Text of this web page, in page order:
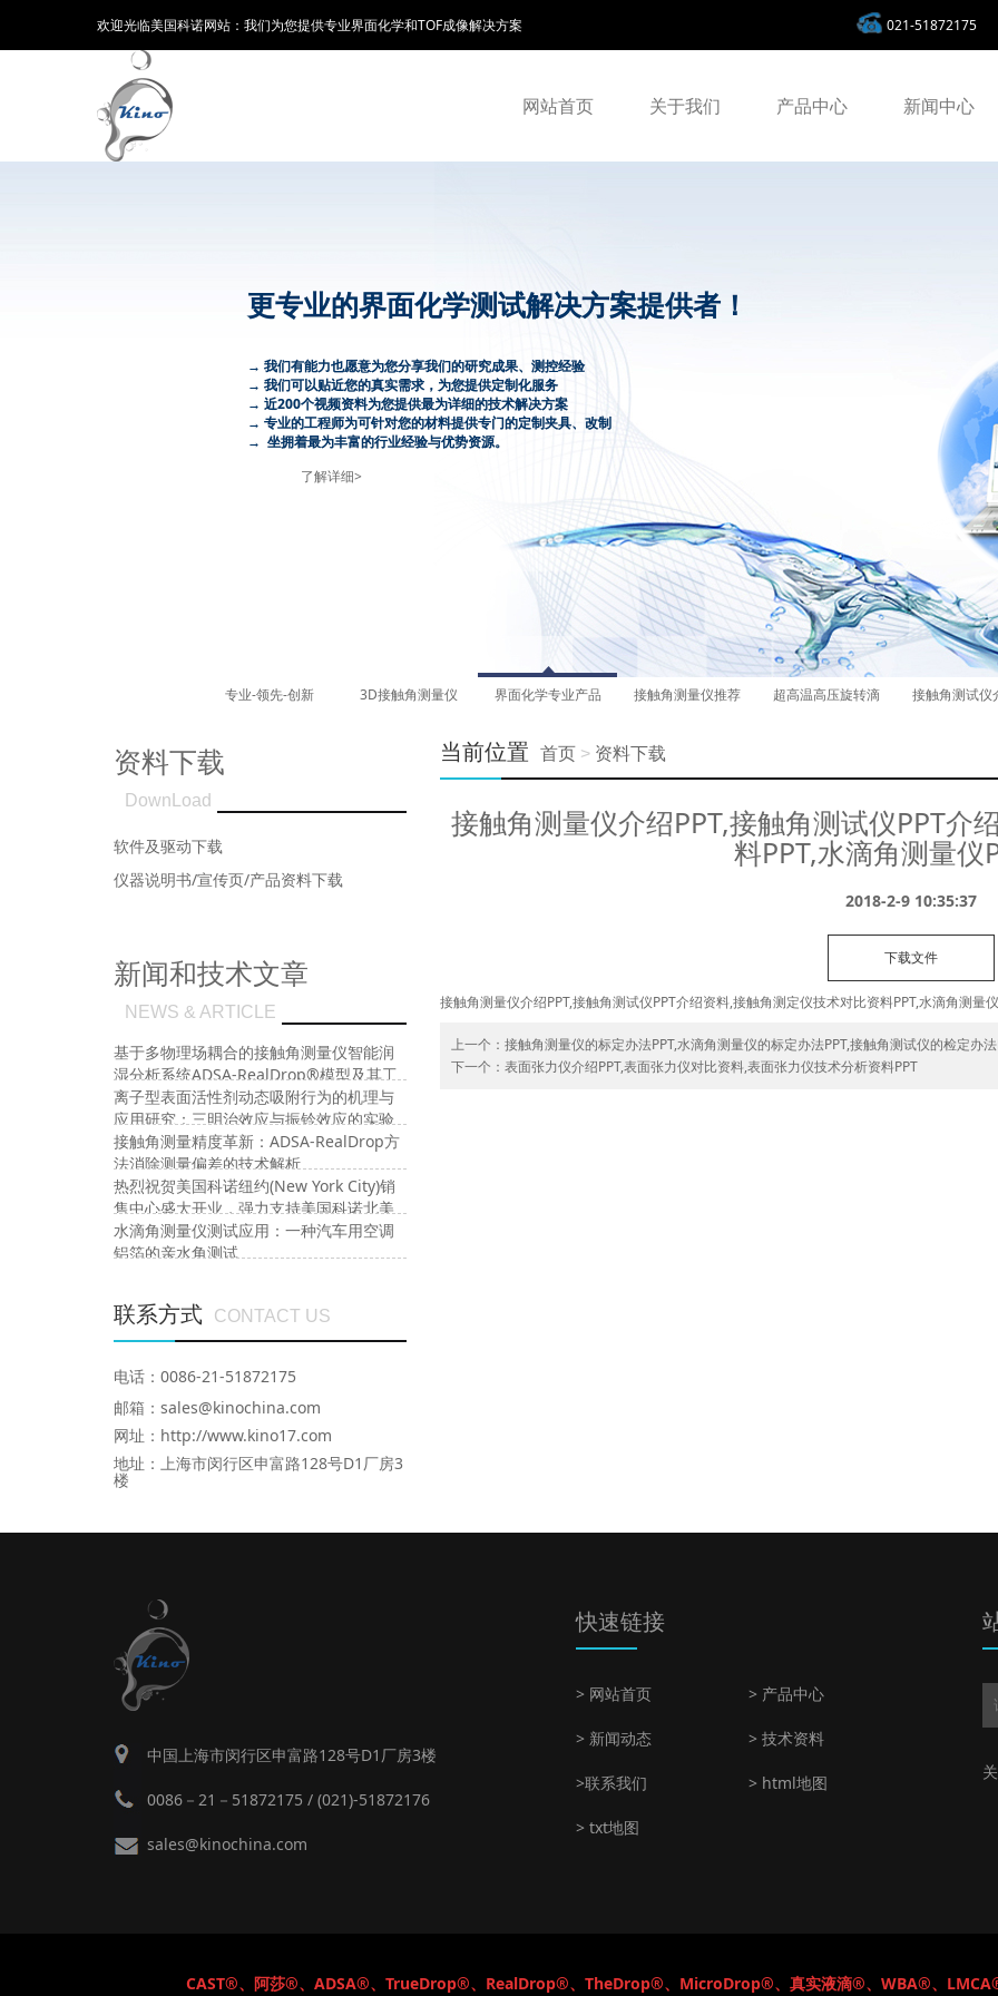
欢迎光临美国科诺网站：我们为您提供专业界面化学和TOF成像解决方案 021-51872175
网站首页 关于我们 产品中心 新闻中心
更专业的界面化学测试解决方案提供者！
→ 我们有能力也愿意为您分享我们的研究成果、测控经验
→ 我们可以贴近您的真实需求，为您提供定制化服务
→ 近200个视频资料为您提供最为详细的技术解决方案
→ 专业的工程师为可针对您的材料提供专门的定制夹具、改制
→ 坐拥着最为丰富的行业经验与优势资源。
了解详细>
专业-领先-创新 3D接触角测量仪 界面化学专业产品 接触角测量仪推荐 超高温高压旋转滴 接触角测试仪
当前位置 首页> 资料下载
接触角测量仪介绍PPT,接触角测试仪PPT介
料PPT,水滴角测量仪
2018-2-9 10:35:37
下载文件
接触角测量仪介绍PPT,接触角测试仪PPT介绍资料,接触角测定仪技术对比资料PPT,水滴角测量
上一个： 接触角测量仪的标定办法PPT,水滴角测量仪的标定办法PPT,接触角测试仪的检定办法
下一个： 表面张力仪介绍PPT,表面张力仪对比资料,表面张力仪技术分析资料PPT
资料下载
DownLoad
软件及驱动下载
仪器说明书/宣传页/产品资料下载
新闻和技术文章
NEWS & ARTICLE
基于多物理场耦合的接触角测量仪智能润
湿分析系统ADSA-RealDrop®模型及其工
业应用
离子型表面活性剂动态吸附行为的机理与
应用研究：三明治效应与振铃效应的实验
与模型分析
接触角测量精度革新：ADSA-RealDrop方
法消除测量偏差的技术解析
热烈祝贺美国科诺纽约(New York City)销
售中心盛大开业，强力支持美国科诺北美
市场的再次腾飞
水滴角测量仪测试应用：一种汽车用空调
铝箔的亲水角测试
联系方式 CONTACT US
电话：0086-21-51872175
邮箱：sales@kinochina.com
网址：http://www.kino17.com
地址 ：上海市闵行区申富路128号D1厂房3
楼
中国上海市闵行区申富路128号D1厂房3楼
0086－21－51872175 / (021)-51872176
sales@kinochina.com
快速链接
> 网站首页 > 产品中心
> 新闻动态 > 技术资料
>联系我们 > html地图
> txt地图
CAST®、阿莎®、ADSA®、TrueDrop®、RealDrop®、TheDrop®、MicroDrop®、真实液滴®、WBA®、LMCA